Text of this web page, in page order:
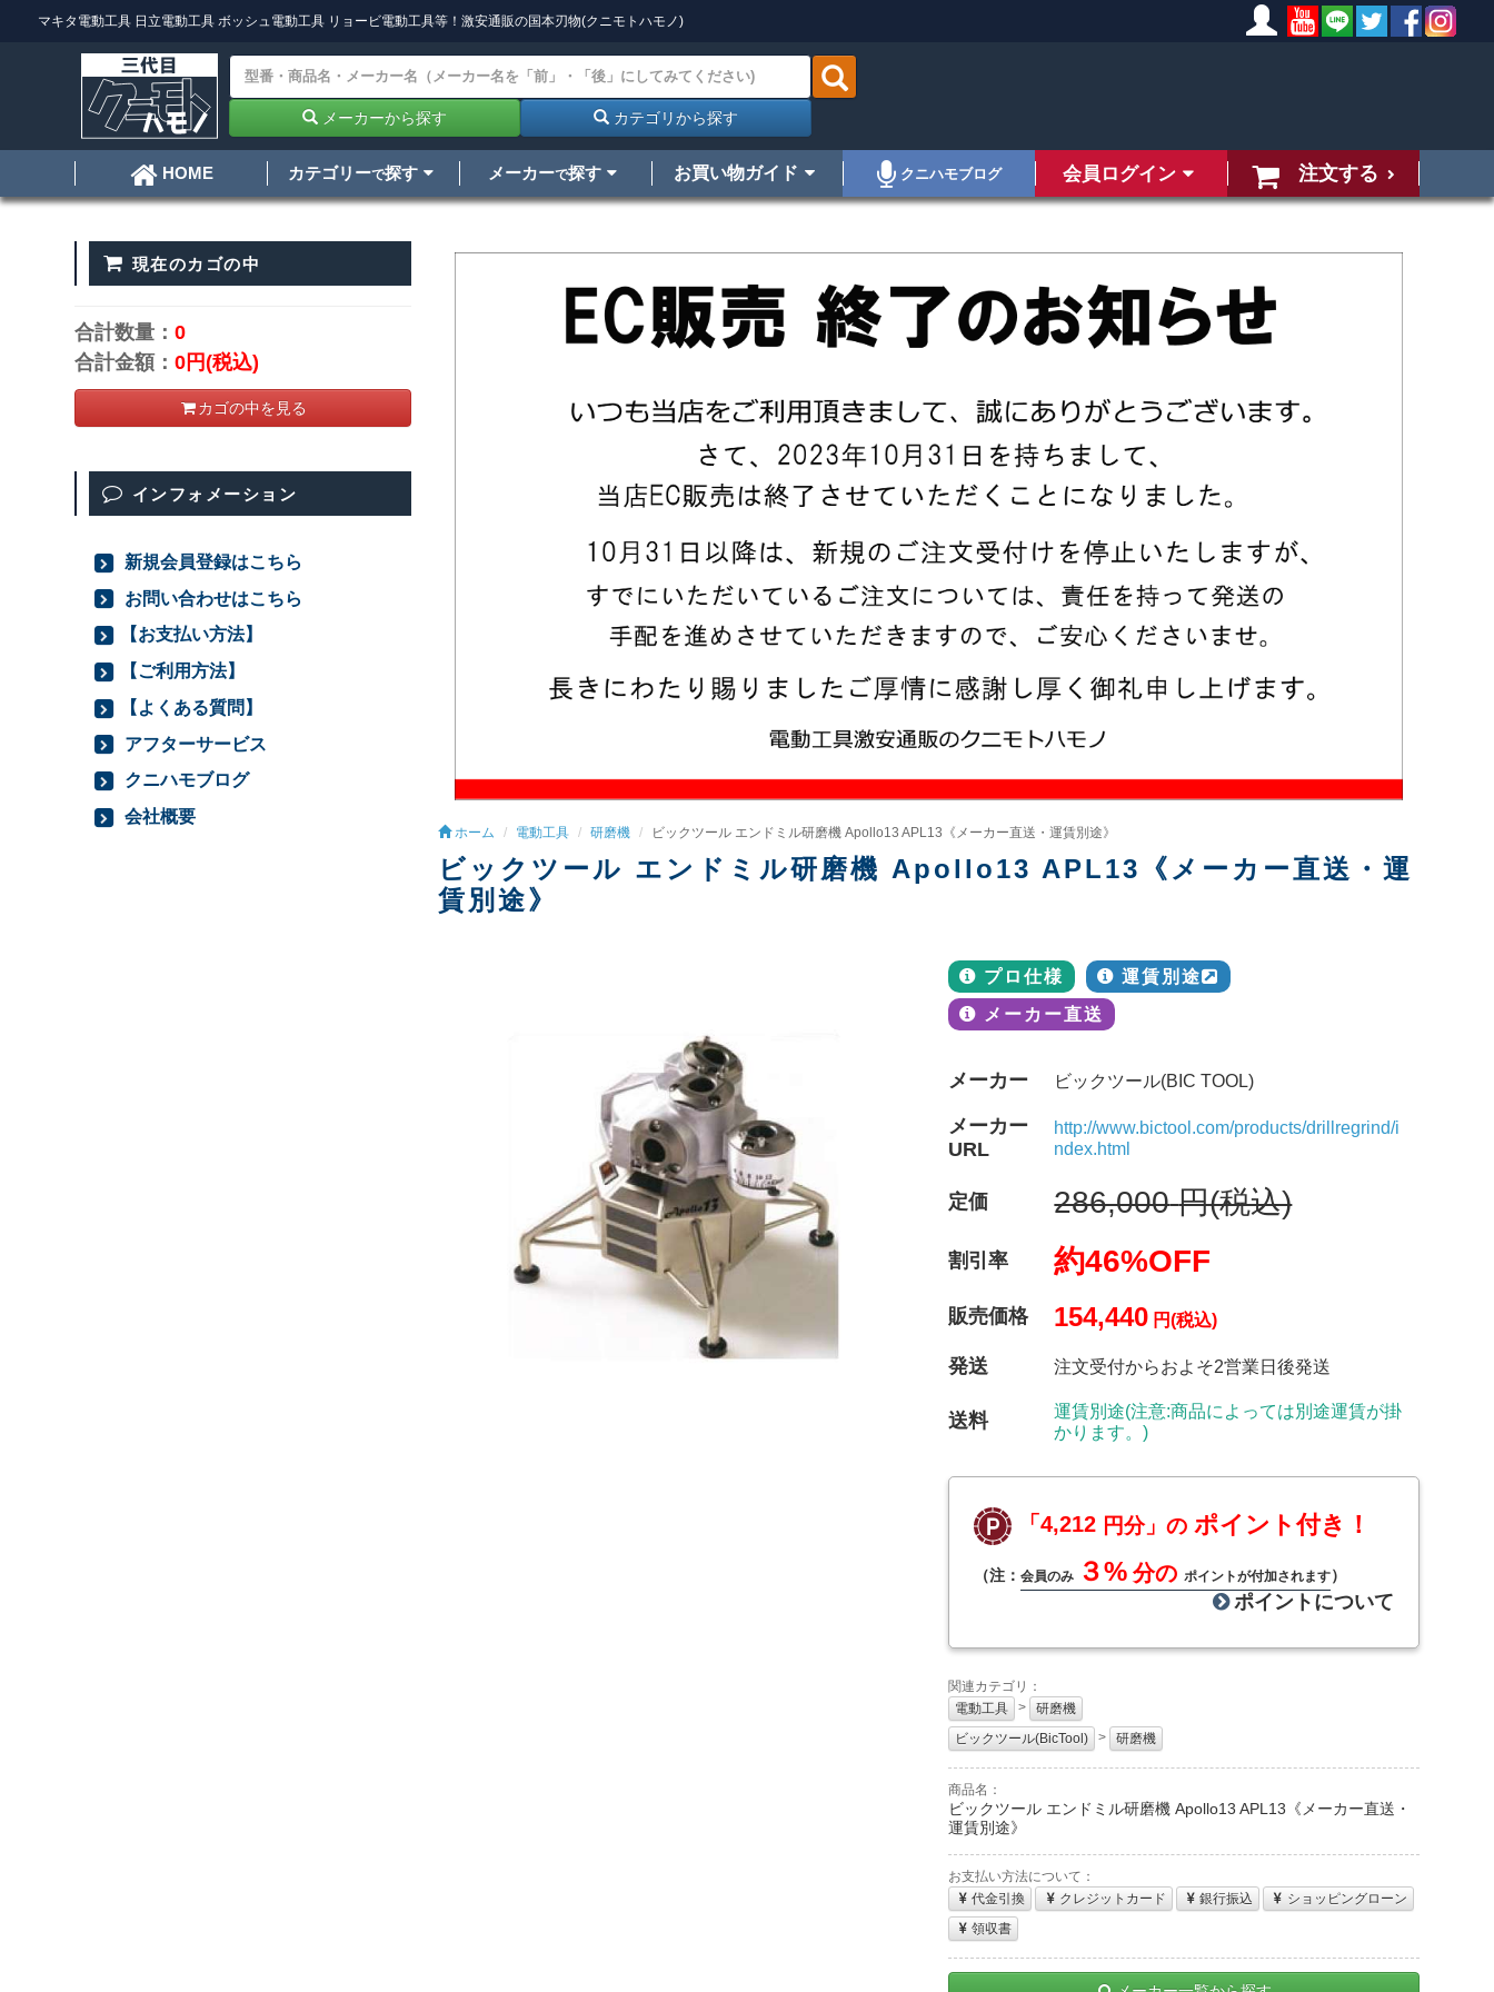
マキタ電動工具 日立電動工具 ボッシュ電動工具 リョービ電動工具等！激安通販の国本刃物(クニモトハモノ)
メーカーから探す カテゴリから探す
HOME カテゴリーで探す メーカーで探す お買い物ガイド クニハモブログ 会員ログイン 注文する
ホーム 電動工具 研磨機 ビックツール エンドミル研磨機 Apollo13 APL13《メーカー直送・運賃別途》
ビックツール エンドミル研磨機 Apollo13 APL13《メーカー直送・運
賃別途》
プロ仕様
運賃別途
メーカー直送
メーカー ビックツール(BIC TOOL)
メーカー
URL
http://www.bictool.com/products/drillregrind/i
ndex.html
定価 286,000 円(税込)
割引率 約46%OFF
販売価格 154,440 円(税込)
発送 注文受付からおよそ2営業日後発送
送料
運賃別途(注意:商品によっては別途運賃が掛
かります。)
「4,212 円分」のポイント付き！
（注： 会員のみ ３% 分のポイントが付加されます）
ポイントについて
関連カテゴリ：
電動工具
>
研磨機
ビックツール(BicTool)
> 研磨機
商品名：
ビックツール エンドミル研磨機 Apollo13 APL13《メーカー直送・
運賃別途》
お支払い方法について：
代金引換
クレジットカード 銀行振込
ショッピングローン
領収書
現在のカゴの中
合計数量：0
合計金額：0円(税込)
カゴの中を見る
インフォメーション
新規会員登録はこちら
お問い合わせはこちら
【お支払い方法】
【ご利用方法】
【よくある質問】
アフターサービス
クニハモブログ
会社概要